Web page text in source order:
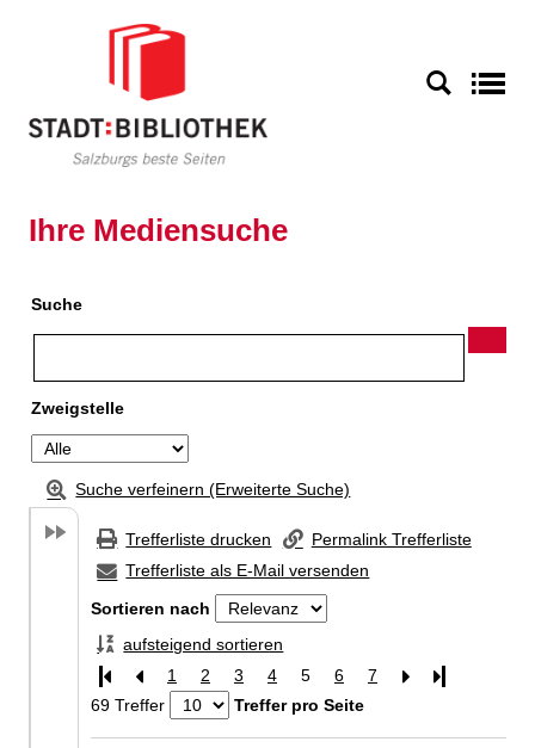
Ihre Mediensuche
Suche
Zweigstelle
Suche verfeinern (Erweiterte Suche)
Trefferliste drucken
Permalink Trefferliste
Trefferliste als E-Mail versenden
Sortieren nach
aufsteigend sortieren
1
2 3 4 5 6 7
Letzte Seite
69 Treffer
Treffer pro Seite